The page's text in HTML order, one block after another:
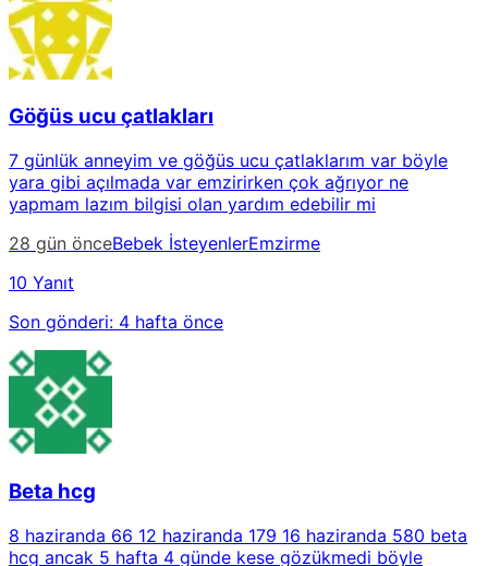
Göğüs ucu çatlakları
7 günlük anneyim ve göğüs ucu çatlaklarım var böyle
yara gibi açılmada var emzirirken çok ağrıyor ne
yapmam lazım bilgisi olan yardım edebilir mi
28 gün önceBebek İsteyenlerEmzirme
10 Yanıt
Son gönderi: 4 hafta önce
Beta hcg
8 haziranda 66 12 haziranda 179 16 haziranda 580 beta
hcg ancak 5 hafta 4 günde kese gözükmedi böyle